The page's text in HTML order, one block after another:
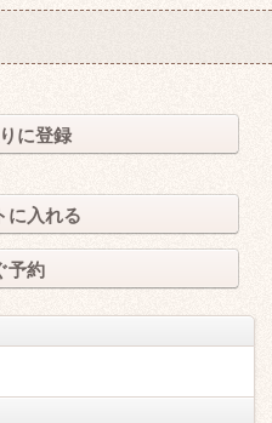
に登録
に入れる
予約